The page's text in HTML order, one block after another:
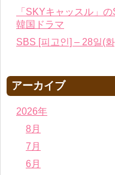
「SKYキャッスル」
韓国ドラマ
SBS [피고인] – 28일(
アーカイブ
2026年
8月
7月
6月